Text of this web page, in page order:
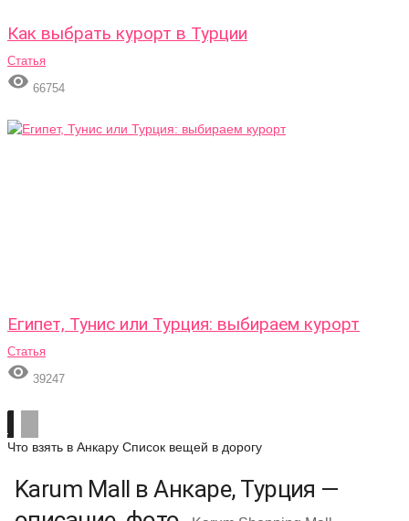
Как выбрать курорт в Турции
Статья
 66754
Египет, Тунис или Турция: выбираем курорт
Статья
 39247
Что взять в Анкару Список вещей в дорогу
Karum Mall в Анкаре, Турция —